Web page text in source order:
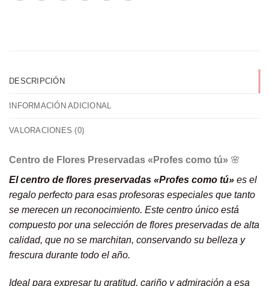
DESCRIPCIÓN
INFORMACIÓN ADICIONAL
VALORACIONES (0)
Centro de Flores Preservadas «Profes como tú» 🌸
El centro de flores preservadas «Profes como tú» es el
regalo perfecto para esas profesoras especiales que tanto
se merecen un reconocimiento. Este centro único está
compuesto por una selección de flores preservadas de alta
calidad, que no se marchitan, conservando su belleza y
frescura durante todo el año.
Ideal para expresar tu gratitud, cariño y admiración a esa